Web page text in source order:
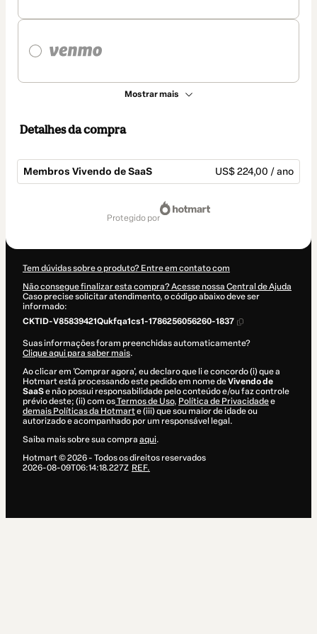
Mostrar mais
Detalhes da compra
Membros Vivendo de SaaS US$ 224,00 / ano
protegido por
Tem dúvidas sobre o produto? Entre em contato com
Não consegue finalizar esta compra? Acesse nossa Central de Ajuda
Caso precise solicitar atendimento, o código abaixo deve ser
informado:
CKTID-V85839421Qukfqa1cs1-1786256056260-1837
Suas informações foram preenchidas automaticamente?
Clique aqui para saber mais.
Ao clicar em 'Comprar agora', eu declaro que li e concordo (i) que a
Hotmart está processando este pedido em nome deVivendo de
SaaSe não possui responsabilidade pelo conteúdo e/ou faz controle
prévio deste; (ii) com osTermos de Uso, Política de Privacidadee
demais Políticas da Hotmarte (iii) que sou maior de idade ou
autorizado e acompanhado por um responsável legal.
Saiba mais sobre sua compra aqui.
Hotmart ©2026- Todos os direitos reservados
2026-08-09T06:14:18.227Z REF.